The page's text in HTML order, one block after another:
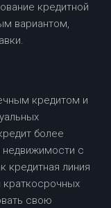
кредитной
вариантом,
кредитом и
более
недвижимости с
кредитная линия
краткосрочных
свою